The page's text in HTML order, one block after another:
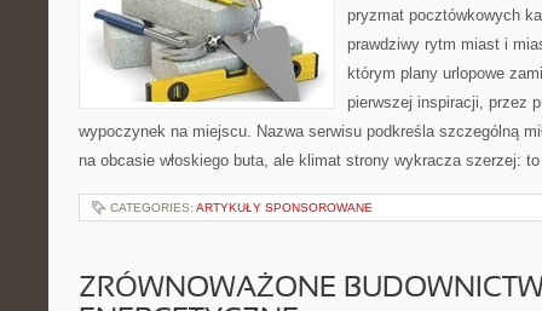
pryzmat pocztówkowych
prawdziwy rytm miast i
którym plany urlopowe
pierwszej inspiracji, przez
wypoczynek na miejscu. Nazwa serwisu podkreśla szczególną
na obcasie włoskiego buta, ale klimat strony wykracza szerzej:
CATEGORIES: ARTYKUŁY SPONSOROWANE
ZRÓWNOWAŻONE